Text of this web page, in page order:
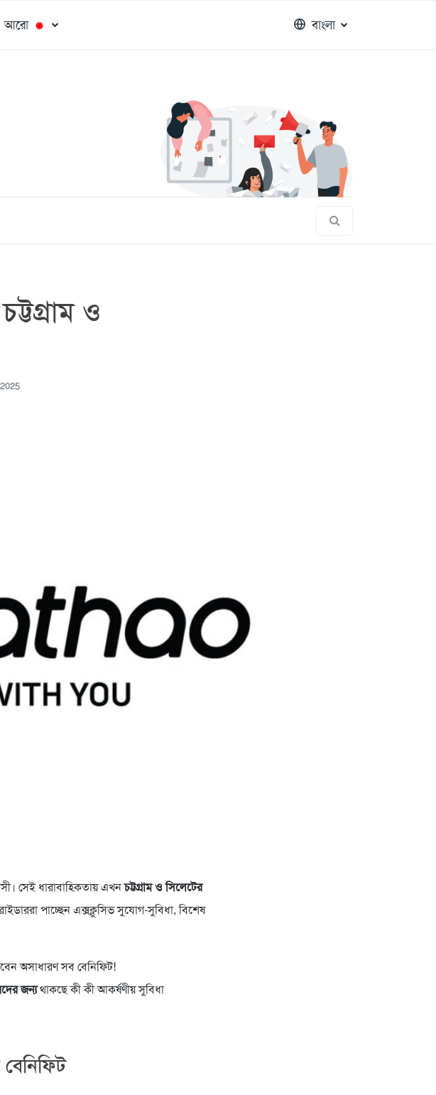
আরো ◉ বাংলা
ও
সেই ধারাবাহিকতায় এখনচট্টগ্রাম ও সিলেটের
রাইডাররা পাচ্ছেন এক্সক্লুসিভ সুযোগ-সুবিধা, বিশেষ
অসাধারণ সব বেনিফিট!
জন্যথাকছে কী কী আকর্ষণীয় সুবিধা